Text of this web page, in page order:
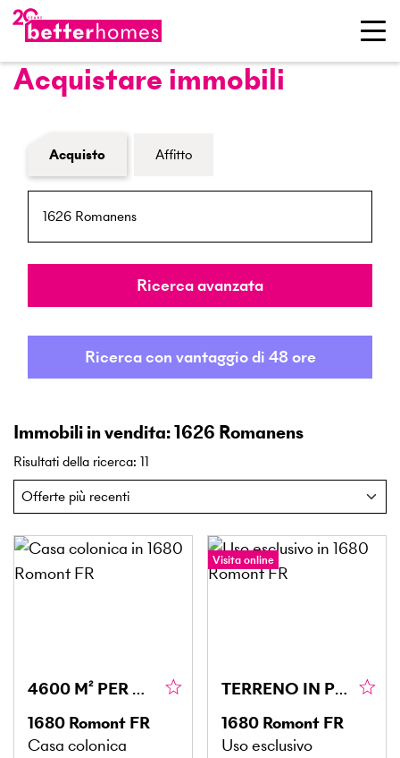
Acquistare immobili
Modulo di ricerca immobiliare
Acquisto Affitto
NPA / Località
Raggio
Ricerca avanzata
Ricerca con vantaggio di 48 ore
Immobili in vendita: 1626 Romanens
Risultati della ricerca: 11
4600 M² PER GLI INVESTITORI
1680 Romont FR
Casa colonica
Visita online
TERRENO IN POSIZIONE IDEALE
1680 Romont FR
Uso esclusivo